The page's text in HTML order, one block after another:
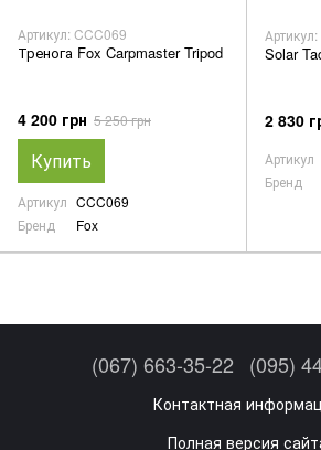
Артикул: CCC069
Тренога Fox Carpmaster Tripod
4 200 грн 5 250 грн
Купить
Артикул CCC069
Бренд
Fox
Solar
2 830
Артикул
Бренд
(067) 663-35-22 (095)
Контактная
Полная версия